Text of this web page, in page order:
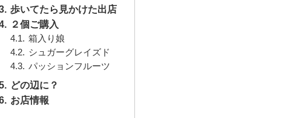
歩いてたら見かけた出店
２個ご購入
箱入り娘
シュガーグレイズド
パッションフルーツ
どの辺に？
お店情報